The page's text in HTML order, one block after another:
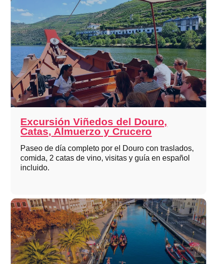
Excursión Viñedos del Douro,
Catas, Almuerzo y Crucero
Paseo de día completo por el Douro con traslados,
comida, 2 catas de vino, visitas y guía en español
incluido.